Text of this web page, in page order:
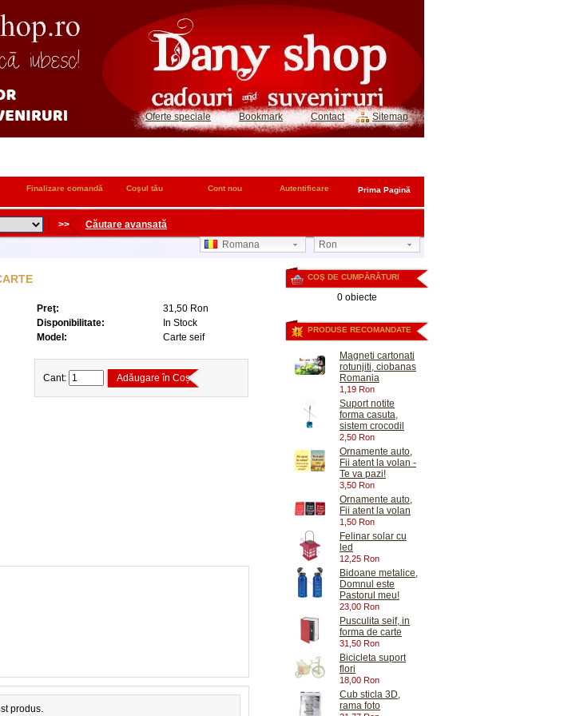
Oferte speciale Bookmark Contact Sitemap
Prima Pagină
Autentificare
Cont nou
Coşul tău
Finalizare comandă
>>
Căutare avansată
Ron
Romana
COŞ DE CUMPĂRĂTURI
0 obiecte
PRODUSE RECOMANDATE
Magneti cartonati
rotunjiti, ciobanas
Romania
1,19 Ron
Suport notite
forma casuta,
sistem crocodil
2,50 Ron
Ornamente auto,
Fii atent la volan -
Te va pazi!
3,50 Ron
Ornamente auto,
Fii atent la volan
1,50 Ron
Felinar solar cu
led
12,25 Ron
Bidoane metalice,
Domnul este
Pastorul meu!
23,00 Ron
Pusculita seif, in
forma de carte
31,50 Ron
Bicicleta suport
flori
18,00 Ron
Cub sticla 3D,
rama foto
Preţ:
31,50 Ron
Disponibilitate:
In Stock
Model:
Carte seif
Cant: Adăugare în Coș
produs.